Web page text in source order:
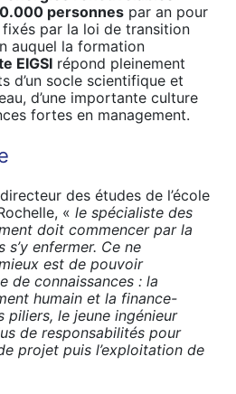
personnes par an pour
par la loi de transition
auquel la formation
EIGSI répond pleinement
d’un socle scientifique et
d’une importante culture
fortes en management.
des études de l’école
« le spécialiste des
doit commencer par la
s’y enfermer. Ce ne
est de pouvoir
de connaissances : la
humain et la finance-
piliers, le jeune ingénieur
de responsabilités pour
projet puis l’exploitation de